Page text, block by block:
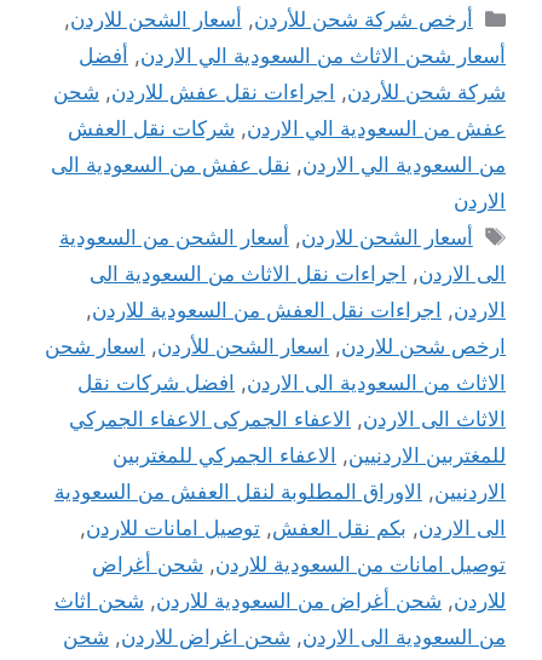
التصنيفات
أرخص شركة شحن للأردن, أسعار الشحن للاردن,
أسعار شحن الاثاث من السعودية الي الاردن, أفضل
شركة شحن للأردن, اجراءات نقل عفش للاردن, شحن
عفش من السعودية الي الاردن, شركات نقل العفش
من السعودية الي الاردن, نقل عفش من السعودية الى
الاردن
الوسوم
أسعار الشحن للاردن, أسعار الشحن من السعودية
الى الاردن, اجراءات نقل الاثاث من السعودية الى
الاردن, اجراءات نقل العفش من السعودية للاردن,
ارخص شحن للاردن, اسعار الشحن للأردن, اسعار شحن
الاثاث من السعودية الى الاردن, افضل شركات نقل
الاثاث الى الاردن,
الاعفاء الجمركى الاعفاء الجمركي
للمغتربين الاردنيين,
الاعفاء الجمركي للمغتربين
الاردنيين,
الاوراق المطلوبة لنقل العفش من السعودية
الى الاردن, بكم نقل العفش, توصيل امانات للاردن,
توصيل امانات من السعودية للاردن, شحن أغراض
للاردن, شحن أغراض من السعودية للاردن, شحن اثاث
من السعودية الى الاردن, شحن اغراض للاردن, شحن